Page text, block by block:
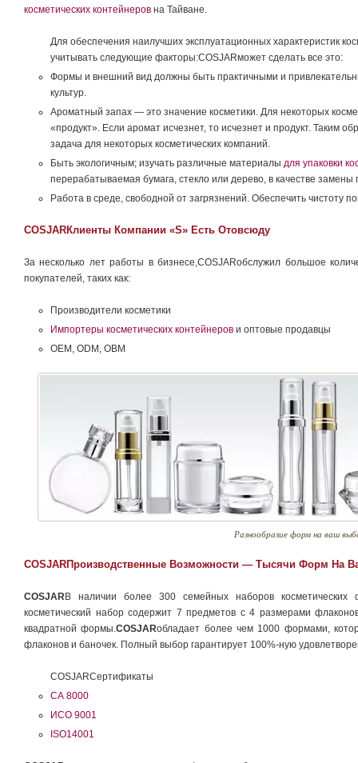
косметических контейнеров на Тайване.
Для обеспечения наилучших эксплуатационных характеристик
учитывать следующие факторы:COSJARможет сделать все это:
Формы и внешний вид должны быть практичными и
культур.
Ароматный запах — это значение косметики. Для некоторых
«продукт». Если аромат исчезнет, ​​то исчезнет и продукт. Таким
задача для некоторых косметических компаний.
Быть экологичным; изучать различные материалы для упаковки
перерабатываемая бумага, стекло или дерево, в качестве замены
Работа в среде, свободной от загрязнений. Обеспечить чистоту
COSJARКлиенты Компании «S» Есть Отовсюду
За несколько лет работы в бизнесе,COSJARобслужил большое
покупателей, таких как:
Производители косметики
Импортеры косметических контейнеров и оптовые продавцы
OEM, ODM, OBM
Разнообразие форм на ваш
COSJARПроизводственные Возможности — Тысячи Форм На
COSJARВ наличии более 300 семейных наборов косметических
косметический набор содержит 7 предметов с 4 размерами
квадратной формы.COSJARобладает более чем 1000 формами,
флаконов и баночек. Полный выбор гарантирует 100%-ную
COSJARСертификаты
СА 8000
ИСО 9001
ISO14001